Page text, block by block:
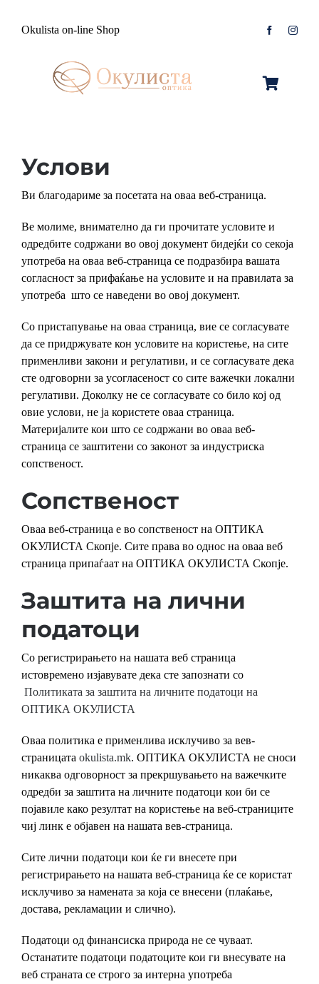
Okulista on-line Shop
Toggle
Машки
Женски
Unisex
Детски
Оптички Рамки
Машки
Женски
Unisex
Детски
Контактологија
Контактни леќи
Нега за очи
Контакт
Услови
Ви благодариме за посетата на оваа веб-страница.
Ве молиме, внимателно да ги прочитате условите и
одредбите содржани во овој документ бидејќи со секоја
употреба на оваа веб-страница се подразбира вашата
согласност за прифаќање на условите и на правилата за
употреба што се наведени во овој документ.
Со пристапување на оваа страница, вие се согласувате
да се придржувате кон условите на користење, на сите
применливи закони и регулативи, и се согласувате дека
сте одговорни за усогласеност со сите важечки локални
регулативи. Доколку не се согласувате со било кој од
овие услови, не ја користете оваа страница.
Материјалите кои што се содржани во оваа веб-
страница се заштитени со законот за индустриска
сопственост.
Сопственост
Оваа веб-страница е во сопственост на ОПТИКА
ОКУЛИСТА Скопје. Сите права во однос на оваа веб
страница припаѓаат на ОПТИКА ОКУЛИСТА Скопје.
Заштита на лични
податоци
Со регистрирањето на нашата веб страница
истовремено изјавувате дека сте запознати со
Политиката за заштита на личните податоци на
ОПТИКА ОКУЛИСТА
Оваа политика е применлива исклучиво за вев-
страницата okulista.mk. ОПТИКА ОКУЛИСТА не сноси
никаква одговорност за прекршувањето на важечките
одредби за заштита на личните податоци кои би се
појавиле како резултат на користење на веб-страниците
чиј линк е објавен на нашата вев-страница.
Сите лични податоци кои ќе ги внесете при
регистрирањето на нашата веб-страница ќе се користат
исклучиво за намената за која се внесени (плаќање,
достава, рекламации и слично).
Податоци од финансиска природа не се чуваат.
Останатите податоци податоците кои ги внесувате на
веб страната се строго за интерна употреба